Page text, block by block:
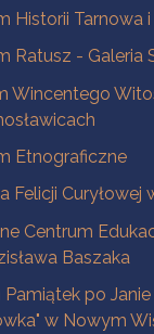
Historii Tarnowa
Ratusz - Galeria
Wincentego
Etnograficzne
Felicji Curyłowej
Centrum
Baszaka
Pamiątek po
w Nowym